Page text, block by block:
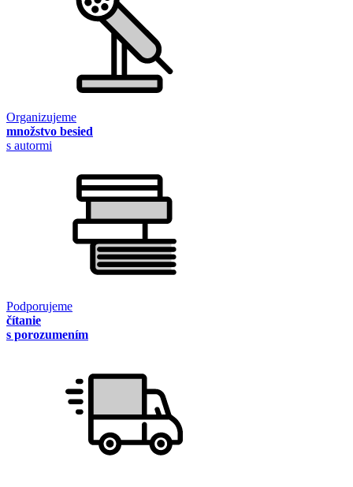
Organizujeme
množstvo besied
s autormi
Podporujeme
čítanie
s porozumením